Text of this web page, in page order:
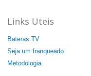
Links Uteis
Bateras TV
Seja um franqueado
Metodologia